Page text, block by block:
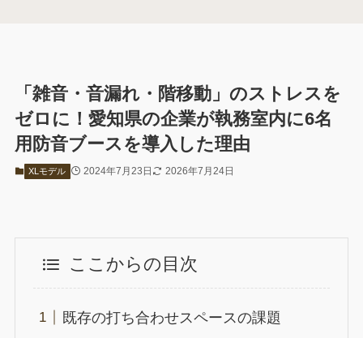
「雑音・音漏れ・階移動」のストレスを
ゼロに！愛知県の企業が執務室内に6名
用防音ブースを導入した理由
XLモデル 2024年7月23日 2026年7月24日
ここからの目次
既存の打ち合わせスペースの課題